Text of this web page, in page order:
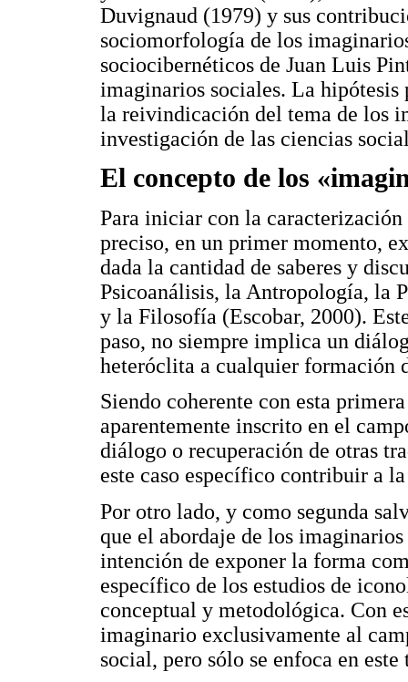
Duvignaud (1979) y sus
sociomorfología de los
sociocibernéticos de Juan Luis
imaginarios sociales. La hipótesis
la reivindicación del tema de los
investigación de las ciencias
El concepto de los
Para iniciar con la
preciso, en un primer momento,
dada la cantidad de saberes y
Psicoanálisis, la Antropología, la
y la Filosofía (Escobar, 2000).
paso, no siempre implica un
heteróclita a cualquier formación
Siendo coherente con esta
aparentemente inscrito en el
diálogo o recuperación de otras
este caso específico contribuir a
Por otro lado, y como segunda
que el abordaje de los
intención de exponer la forma
específico de los estudios de
conceptual y metodológica. Con
imaginario exclusivamente al
social, pero sólo se enfoca en este